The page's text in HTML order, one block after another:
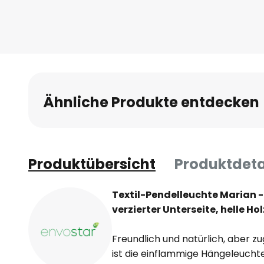
Ähnliche Produkte entdecken
Produktübersicht
Textil-Pendelleuchte Marian
verzierter Unterseite, helle
Freundlich und natürlich, aber
ist die einflammige